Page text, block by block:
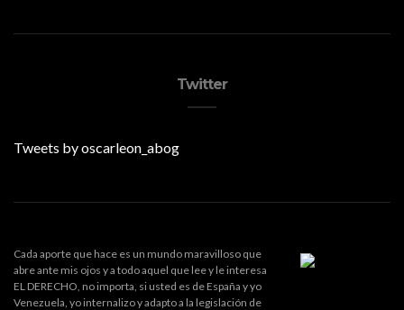
Twitter
Tweets by oscarleon_abog
Cada aporte que hace es un mundo maravilloso que
abre ante mis ojos y a todo aquel que lee y le interesa
EL DERECHO, no importa, si usted es de España y yo
Venezuela, yo internalizo y adapto a la legislación de